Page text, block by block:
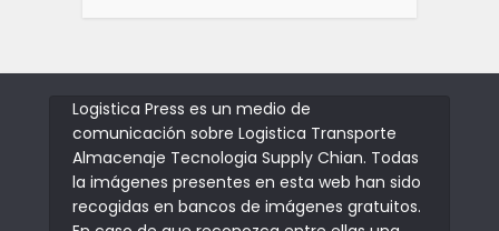
Logistica Press es un medio de
comunicación sobre Logistica Transporte
Almacenaje Tecnologia Supply Chian. Todas
la imágenes presentes en esta web han sido
recogidas en bancos de imágenes gratuitos.